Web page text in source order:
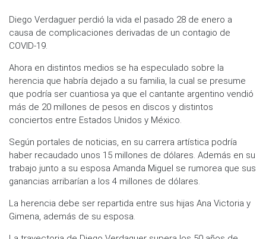
Diego Verdaguer perdió la vida el pasado 28 de enero a
causa de complicaciones derivadas de un contagio de
COVID-19.
Ahora en distintos medios se ha especulado sobre la
herencia que habría dejado a su familia, la cual se presume
que podría ser cuantiosa ya que el cantante argentino vendió
más de 20 millones de pesos en discos y distintos
conciertos entre Estados Unidos y México.
Según portales de noticias, en su carrera artística podría
haber recaudado unos 15 millones de dólares. Además en su
trabajo junto a su esposa Amanda Miguel se rumorea que sus
ganancias arribarían a los 4 millones de dólares.
La herencia debe ser repartida entre sus hijas Ana Victoria y
Gimena, además de su esposa.